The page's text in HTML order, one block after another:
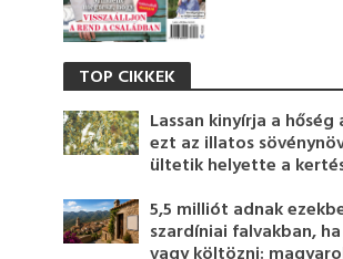
TOP CIKKEK
Lassan kinyírja a
ezt az illatos
ültetik helyette a
5,5 milliót adnak
szardíniai falvakban,